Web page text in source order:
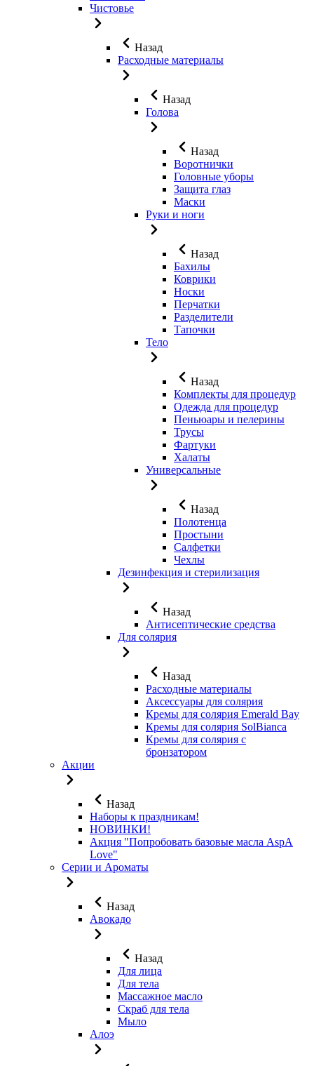
Чистовье
Назад
Расходные материалы
Назад
Голова
Назад
Воротнички
Головные уборы
Защита глаз
Маски
Руки и ноги
Назад
Бахилы
Коврики
Носки
Перчатки
Разделители
Тапочки
Тело
Назад
Комплекты для процедур
Одежда для процедур
Пеньюары и пелерины
Трусы
Фартуки
Халаты
Универсальные
Назад
Полотенца
Простыни
Салфетки
Чехлы
Дезинфекция и стерилизация
Назад
Антисептические средства
Для солярия
Назад
Расходные материалы
Аксессуары для солярия
Кремы для солярия Emerald Bay
Кремы для солярия SolBianca
Кремы для солярия с
бронзатором
Акции
Назад
Наборы к праздникам!
НОВИНКИ!
Акция "Попробовать базовые масла AspA
Love"
Серии и Ароматы
Назад
Авокадо
Назад
Для лица
Для тела
Массажное масло
Скраб для тела
Мыло
Алоэ